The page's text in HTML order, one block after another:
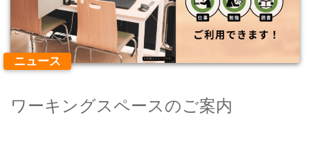
ニュース
ワーキングスペースのご案内